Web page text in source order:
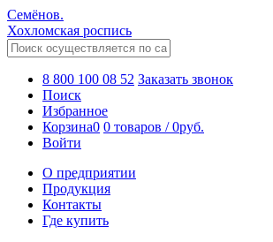
Семёнов.
Хохломская роспись
8 800 100 08 52 Заказать звонок
Поиск
Избранное
Корзина0 0 товаров /0руб.
Войти
О предприятии
Продукция
Контакты
Где купить